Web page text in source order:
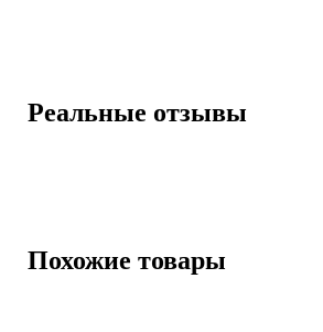
Реальные отзывы
Похожие товары